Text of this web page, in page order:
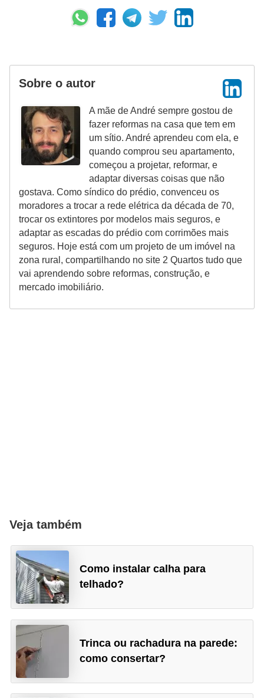
Sobre o autor
A mãe de André sempre gostou de
fazer reformas na casa que tem em
um sítio. André aprendeu com ela, e
quando comprou seu apartamento,
começou a projetar, reformar, e
adaptar diversas coisas que não
gostava. Como síndico do prédio, convenceu os
moradores a trocar a rede elétrica da década de 70,
trocar os extintores por modelos mais seguros, e
adaptar as escadas do prédio com corrimões mais
seguros. Hoje está com um projeto de um imóvel na
zona rural, compartilhando no site 2 Quartos tudo que
vai aprendendo sobre reformas, construção, e
mercado imobiliário.
Veja também
Como instalar calha para
telhado?
Trinca ou rachadura na parede:
como consertar?